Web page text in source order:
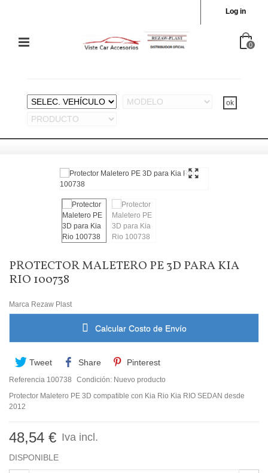
Log in
0
PROTECTOR MALETERO PE 3D PARA KIA
RIO 100738
Marca Rezaw Plast
Calcular Costo de Envío
Tweet Share Pinterest
Referencia 100738 Condición: Nuevo producto
Protector Maletero PE 3D compatible con Kia Rio Kia RIO SEDAN desde
2012
48,54 € Iva incl.
DISPONIBLE